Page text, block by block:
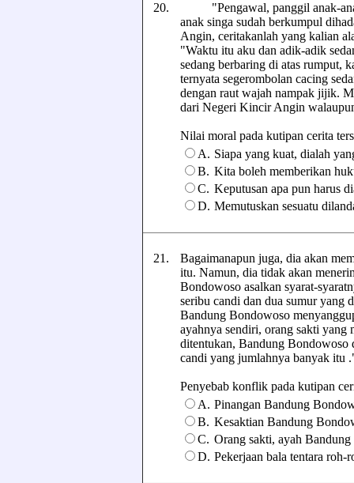
20.
"Pengawal, panggil anak-
anak singa sudah berkumpul
Angin, ceritakanlah yang kalian
"Waktu itu aku dan adik-adik
sedang berbaring di atas rumput,
ternyata segerombolan cacing
dengan raut wajah nampak jijik.
dari Negeri Kincir Angin
Nilai moral pada kutipan cerita
A. Siapa yang kuat, dialah
B. Kita boleh memberikan
C. Keputusan apa pun harus
D. Memutuskan sesuatu
21.
Bagaimanapun juga, dia akan
itu. Namun, dia tidak akan
Bondowoso asalkan syarat-
seribu candi dan dua sumur yang
Bandung Bondowoso
ayahnya sendiri, orang sakti yang
ditentukan, Bandung Bondowoso
candi yang jumlahnya banyak itu
Penyebab konflik pada kutipan
A. Pinangan Bandung
B. Kesaktian Bandung
C. Orang sakti, ayah
D. Pekerjaan bala tentara roh-